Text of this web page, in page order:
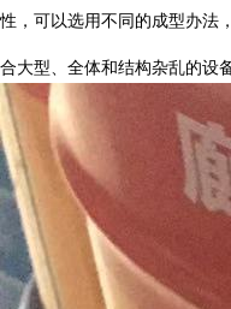
性，可以选用不同的成型办法
合大型、全体和结构杂乱的设